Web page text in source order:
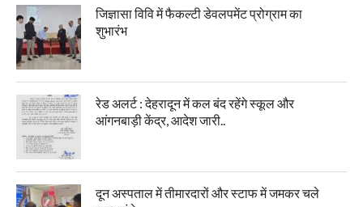
जिज्ञासा विवि में फैकल्टी डेवलपमेंट प्रोग्राम का
शुभारंभ
रेड अलर्ट : देहरादून में कल बंद रहेंगे स्कूल और
आंगनबाड़ी केंद्र, आदेश जारी..
दून अस्पताल में तीमारदारों और स्टाफ में जमकर चले